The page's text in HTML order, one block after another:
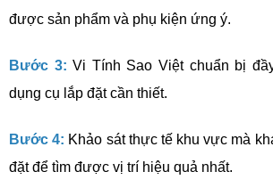
được sản phẩm và phụ kiện ứng ý.
Bước 3: Vi Tính Sao Việt chuẩn bị
dụng cụ lắp đặt cần thiết.
Bước 4: Khảo sát thực tế khu vực mà
đặt để tìm được vị trí hiệu quả nhất.